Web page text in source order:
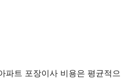
파트 포장이사 비용은 평균적으